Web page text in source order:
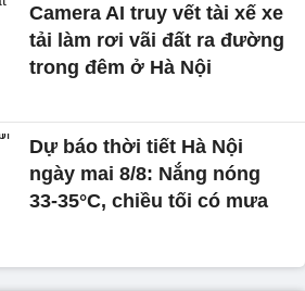
Camera AI truy vết tài xế xe
tải làm rơi vãi đất ra đường
trong đêm ở Hà Nội
Dự báo thời tiết Hà Nội
ngày mai 8/8: Nắng nóng
33-35°C, chiều tối có mưa